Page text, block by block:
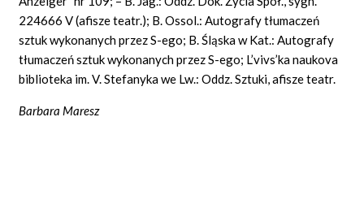
224666 V (afisze teatr.); B. Ossol.: Autografy tłumaczeń
sztuk wykonanych przez S-ego; B. Śląska w Kat.: Autografy
tłumaczeń sztuk wykonanych przez S-ego; L’vivs’ka naukova
biblioteka im. V. Stefanyka we Lw.: Oddz. Sztuki, afisze teatr.
Barbara Maresz